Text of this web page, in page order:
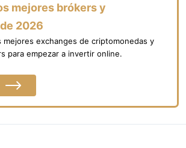
mejores brókers y
2026
mejores exchanges de criptomonedas y
para empezar a invertir online.